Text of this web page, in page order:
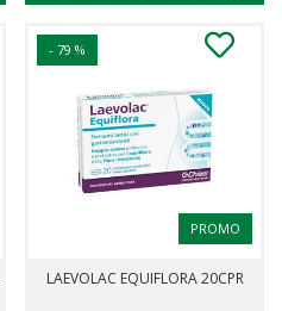
- 79 %
PROMO
LAEVOLAC EQUIFLORA 20CPR